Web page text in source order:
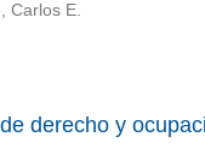
Carlos E.
derecho y